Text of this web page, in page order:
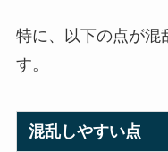
特に、以下の点が混
す。
混乱しやすい点